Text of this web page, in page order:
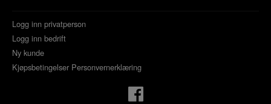
Logg inn privatperson
Logg inn bedrift
Ny kunde
Kjøpsbetingelser Personvernerklæring